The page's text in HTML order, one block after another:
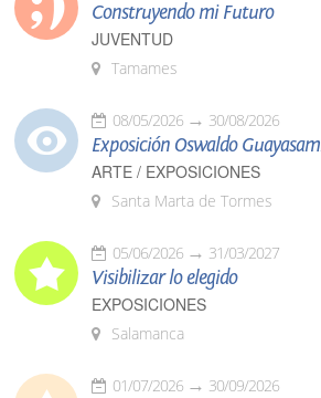
Construyendo mi Futuro
JUVENTUD
Tamames
08/05/2026 30/08/2026
Exposición Oswaldo
ARTE / EXPOSICIONES
Santa Marta de Tormes
05/06/2026 31/03/2027
Visibilizar lo elegido
EXPOSICIONES
Salamanca
01/07/2026 30/09/2026